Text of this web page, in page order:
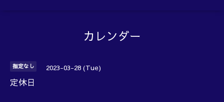
カレンダー
指定なし 2023-03-28 (Tue)
定休日